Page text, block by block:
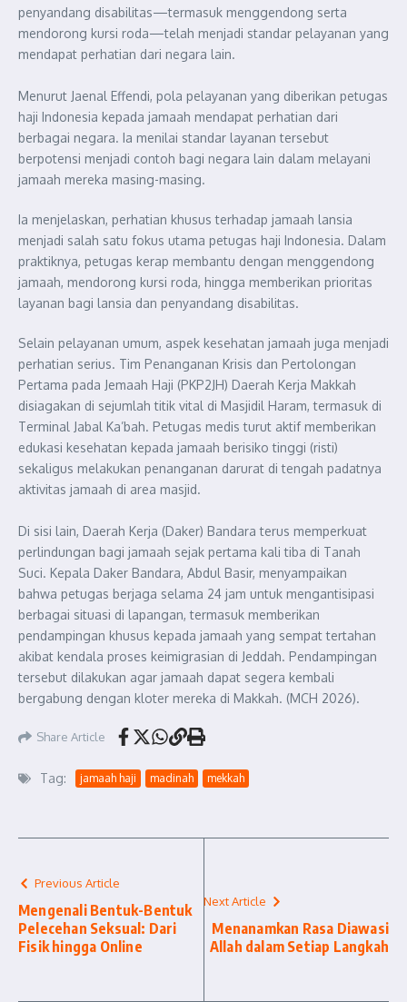
penyandang disabilitas—termasuk menggendong serta
mendorong kursi roda—telah menjadi standar pelayanan yang
mendapat perhatian dari negara lain.
Menurut Jaenal Effendi, pola pelayanan yang diberikan petugas
haji Indonesia kepada jamaah mendapat perhatian dari
berbagai negara. Ia menilai standar layanan tersebut
berpotensi menjadi contoh bagi negara lain dalam melayani
jamaah mereka masing-masing.
Ia menjelaskan, perhatian khusus terhadap jamaah lansia
menjadi salah satu fokus utama petugas haji Indonesia. Dalam
praktiknya, petugas kerap membantu dengan menggendong
jamaah, mendorong kursi roda, hingga memberikan prioritas
layanan bagi lansia dan penyandang disabilitas.
Selain pelayanan umum, aspek kesehatan jamaah juga menjadi
perhatian serius. Tim Penanganan Krisis dan Pertolongan
Pertama pada Jemaah Haji (PKP2JH) Daerah Kerja Makkah
disiagakan di sejumlah titik vital di Masjidil Haram, termasuk di
Terminal Jabal Ka’bah. Petugas medis turut aktif memberikan
edukasi kesehatan kepada jamaah berisiko tinggi (risti)
sekaligus melakukan penanganan darurat di tengah padatnya
aktivitas jamaah di area masjid.
Di sisi lain, Daerah Kerja (Daker) Bandara terus memperkuat
perlindungan bagi jamaah sejak pertama kali tiba di Tanah
Suci. Kepala Daker Bandara, Abdul Basir, menyampaikan
bahwa petugas berjaga selama 24 jam untuk mengantisipasi
berbagai situasi di lapangan, termasuk memberikan
pendampingan khusus kepada jamaah yang sempat tertahan
akibat kendala proses keimigrasian di Jeddah. Pendampingan
tersebut dilakukan agar jamaah dapat segera kembali
bergabung dengan kloter mereka di Makkah. (MCH 2026).
Share Article
Tag: jamaah haji madinah mekkah
Previous Article
Mengenali Bentuk-Bentuk
Pelecehan Seksual: Dari
Fisik hingga Online
Next Article
Menanamkan Rasa Diawasi
Allah dalam Setiap Langkah